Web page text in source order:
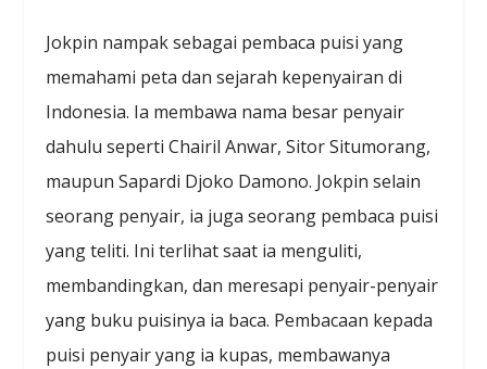
Jokpin nampak sebagai pembaca puisi yang
memahami peta dan sejarah kepenyairan di
Indonesia. Ia membawa nama besar penyair
dahulu seperti Chairil Anwar, Sitor Situmorang,
maupun Sapardi Djoko Damono. Jokpin selain
seorang penyair, ia juga seorang pembaca puisi
yang teliti. Ini terlihat saat ia menguliti,
membandingkan, dan meresapi penyair-penyair
yang buku puisinya ia baca. Pembacaan kepada
puisi penyair yang ia kupas, membawanya